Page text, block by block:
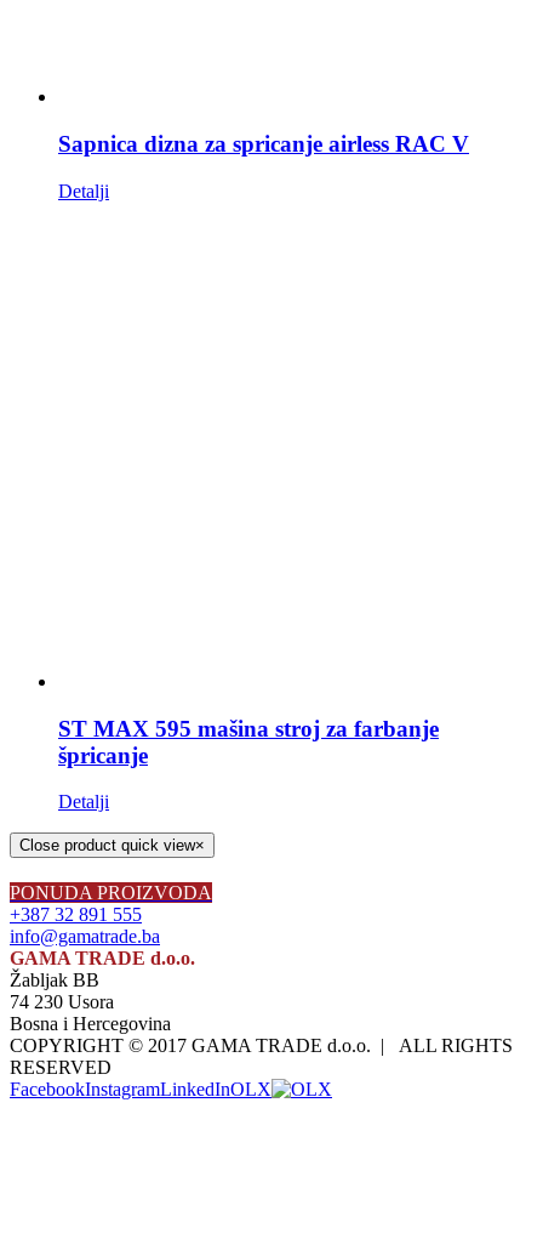
Sapnica dizna za spricanje airless RAC V
Detalji
ST MAX 595 mašina stroj za farbanje
špricanje
Detalji
Close product quick view×
PONUDA PROIZVODA
+387 32 891 555
info@gamatrade.ba
GAMA TRADE d.o.o.
Žabljak BB
74 230 Usora
Bosna i Hercegovina
COPYRIGHT © 2017 GAMA TRADE d.o.o. | ALL RIGHTS
RESERVED
FacebookInstagramLinkedInOLX